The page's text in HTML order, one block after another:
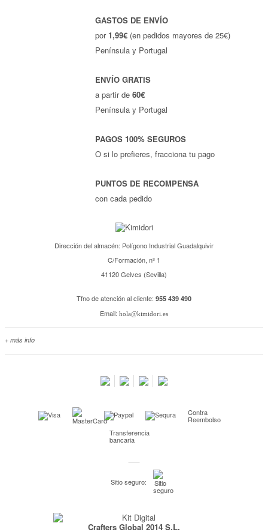
GASTOS DE ENVÍO
por 1,99€ (en pedidos mayores de 25€)
Península y Portugal
ENVÍO GRATIS
a partir de60€
Península y Portugal
PAGOS 100% SEGUROS
O si lo prefieres, fracciona tu pago
PUNTOS DE RECOMPENSA
con cada pedido
Dirección del almacén: Polígono Industrial Guadalquivir
C/Formación, nº 1
41120 Gelves (Sevilla)
Tfno de atención al cliente: 955 439 490
Email: hola@kimidori.es
+ más info
Kimidori PRINT, nuestro servicio de impresión de fotos
Pago seguro y financiación
Contra
Reembolso
Transferencia
bancaria
Sitio seguro:
Crafters Global 2014 S.L.